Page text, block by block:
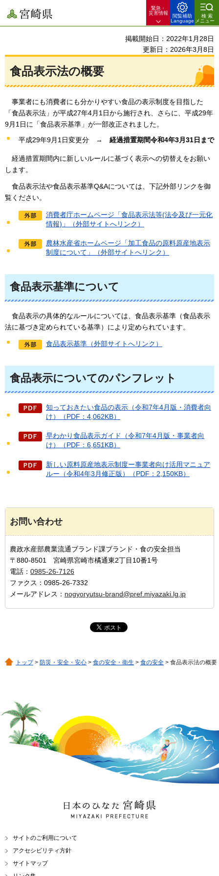
宮崎県
緊急・
災害情報
閲覧補助
Language
検索
メニュー
掲載開始日：2022年1月28日
更新日：2026年3月8日
食品表示法の概要
事業者にも消費者にも分かりやすい食品の表示制度を目指した
「食品表示法」が平成27年4月1日から施行され、さらに、平成29年
9月1日に「食品表示基準」が一部改正されました。
平成29年9月1日変更分 → 経過措置期間令和4年3月31日まで
経過措置期間内に新しいルールに基づく表示への切替えをお願い
します。
食品表示法や食品表示基準Q&Aについては、下記外部リンクを御
覧ください。
消費者庁ホームページ「食品表示法等(法令及び一元化
情報)」（外部サイトへリンク）
農林水産省ホームページ「加工食品の原料原産地表示
制度について」（外部サイトへリンク）
食品表示基準について
食品表示の具体的なルールについては、食品表示基準（食品表示
法に基づき定められている基準）により定められています。
食品表示基準（外部サイトへリンク）
食品表示についてのパンフレット
知っておきたい食品の表示（令和7年4月版・消費者向
け）（PDF：4,062KB）
早わかり食品表示ガイド（令和7年4月版・事業者向
け）（PDF：6,651KB）
新しい原料原産地表示制度ー事業者向け活用マニュア
ルー（令和4年3月修正版）（PDF：2,150KB）
お問い合わせ
農政水産部農業流通ブランド課ブランド・食の安全担当
〒880-8501 宮崎県宮崎市橘通東2丁目10番1号
電話： 0985-26-7126
ファクス：0985-26-7332
メールアドレス： nogyoryutsu-brand@pref.miyazaki.lg.jp
トップ> 防災・安全・安心 > 食の安全・衛生 > 食の安全 > 食品表示法の概要
日本のひなた 宮崎県
MIYAZAKI PREFECTURE
サイトのご利用について
アクセシビリティ方針
サイトマップ